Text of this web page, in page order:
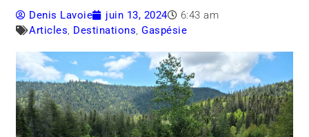
Denis Lavoie juin 13, 2024
6:43 am
Articles, Destinations,Gaspésie